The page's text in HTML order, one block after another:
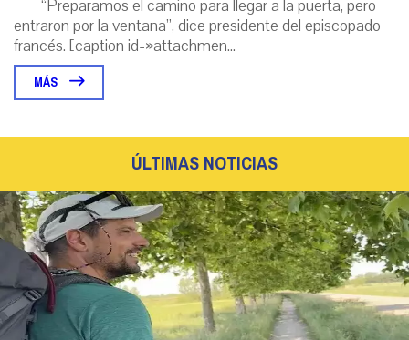
“Preparamos el camino para llegar a la puerta, pero
entraron por la ventana”, dice presidente del episcopado
francés. [caption id=»attachmen...
MÁS
ÚLTIMAS NOTICIAS